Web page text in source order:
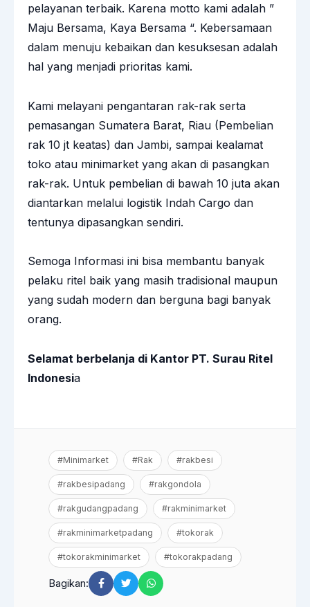
pelayanan terbaik. Karena motto kami adalah ”
Maju Bersama, Kaya Bersama “. Kebersamaan
dalam menuju kebaikan dan kesuksesan adalah
hal yang menjadi prioritas kami.
Kami melayani pengantaran rak-rak serta
pemasangan Sumatera Barat, Riau (Pembelian
rak 10 jt keatas) dan Jambi, sampai kealamat
toko atau minimarket yang akan di pasangkan
rak-rak. Untuk pembelian di bawah 10 juta akan
diantarkan melalui logistik Indah Cargo dan
tentunya dipasangkan sendiri.
Semoga Informasi ini bisa membantu banyak
pelaku ritel baik yang masih tradisional maupun
yang sudah modern dan berguna bagi banyak
orang.
Selamat berbelanja di Kantor PT. Surau Ritel
Indonesia
#Minimarket #Rak #rakbesi
#rakbesipadang #rakgondola
#rakgudangpadang #rakminimarket
#rakminimarketpadang #tokorak
#tokorakminimarket #tokorakpadang
Bagikan: